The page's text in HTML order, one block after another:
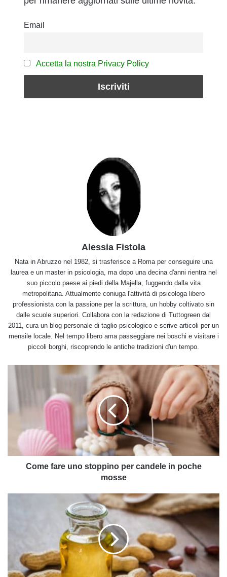
Email
Accetta la nostra Privacy Policy
Alessia Fistola
Nata in Abruzzo nel 1982, si trasferisce a Roma per conseguire una
laurea e un master in psicologia, ma dopo una decina d'anni rientra nel
suo piccolo paese ai piedi della Majella, fuggendo dalla vita
metropolitana. Attualmente coniuga l'attività di psicologa libero
professionista con la passione per la scrittura, un hobby coltivato sin
dalle scuole superiori. Collabora con la redazione di Tuttogreen dal
2011, cura un blog personale di taglio psicologico e scrive articoli per un
mensile locale. Nel tempo libero ama passeggiare nei boschi e visitare i
piccoli borghi, riscoprendo le antiche tradizioni d'un tempo.
mosse
Come fare uno stoppino per candele in poche
mosse
proprietà